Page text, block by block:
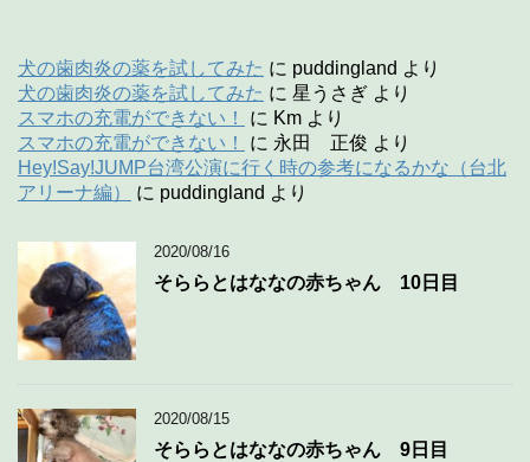
犬の歯肉炎の薬を試してみた に puddingland より
犬の歯肉炎の薬を試してみた に 星うさぎ より
スマホの充電ができない！
に Km より
スマホの充電ができない！
に 永田 正俊 より
Hey!Say!JUMP台湾公演に行く時の参考になるかな（台北
アリーナ編）
に puddingland より
2020/08/16
そららとはななの赤ちゃん 10日目
2020/08/15
そららとはななの赤ちゃん 9日目